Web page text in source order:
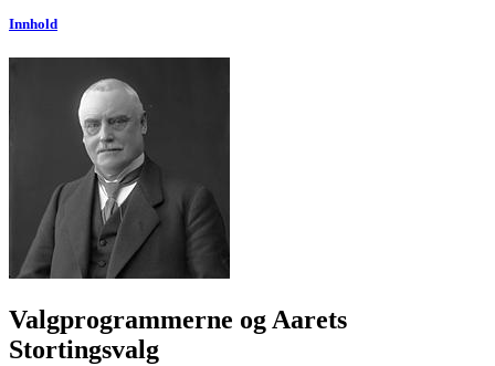
Innhold
Valgprogrammerne og Aarets
Stortingsvalg